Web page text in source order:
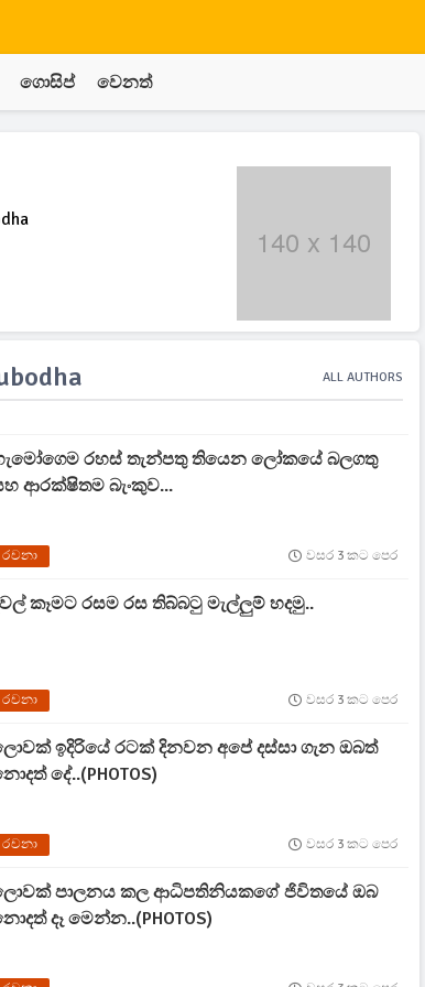
ගොසිප් වෙනත්
ALL AUTHORS
රහස් තැන්පතු තියෙන ලෝකයේ බලගතු
ආරක්ෂිතම බැංකුව...
රචනා වසර 3 කට පෙර
කෑමට රසම රස තිබ්බටු මැල්ලුම් හදමු..
රචනා වසර 3 කට පෙර
ඉදිරියේ රටක් දිනවන අපේ දස්සා ගැන ඔබත්
දේ..(PHOTOS)
රචනා වසර 3 කට පෙර
පාලනය කල ආධිපතිනියකගේ ජිවිතයේ ඔබ
දෑ මෙන්න..(PHOTOS)